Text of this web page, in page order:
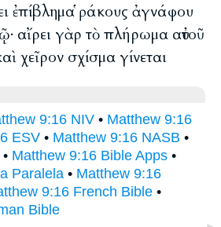
ἐπίβλημα ῥάκους ἀγνάφου
αἴρει γὰρ τὸ πλήρωμα αὐτοῦ
χεῖρον σχίσμα γίνεται
9:16 NIV • Matthew 9:16
ESV • Matthew 9:16 NASB •
• Matthew 9:16 Bible Apps •
Paralela • Matthew 9:16
9:16 French Bible •
Bible